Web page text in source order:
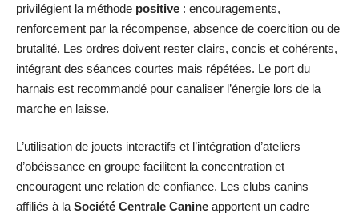
privilégient la méthode positive : encouragements,
renforcement par la récompense, absence de coercition ou de
brutalité. Les ordres doivent rester clairs, concis et cohérents,
intégrant des séances courtes mais répétées. Le port du
harnais est recommandé pour canaliser l’énergie lors de la
marche en laisse.
L’utilisation de jouets interactifs et l’intégration d’ateliers
d’obéissance en groupe facilitent la concentration et
encouragent une relation de confiance. Les clubs canins
affiliés à la Société Centrale Canine apportent un cadre